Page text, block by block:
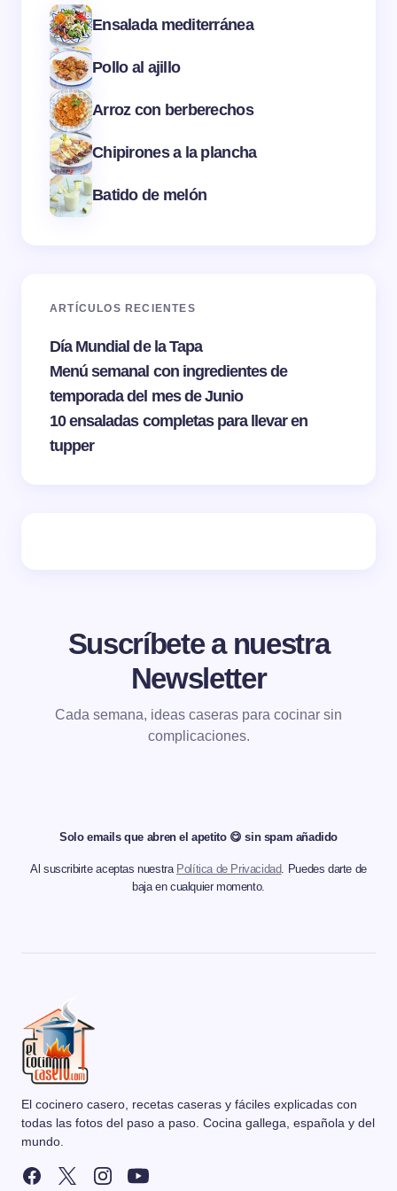
Ensalada mediterránea
Pollo al ajillo
Arroz con berberechos
Chipirones a la plancha
Batido de melón
ARTÍCULOS RECIENTES
Día Mundial de la Tapa
Menú semanal con ingredientes de
temporada del mes de Junio
10 ensaladas completas para llevar en
tupper
Suscríbete a nuestra
Newsletter
Cada semana, ideas caseras para cocinar sin
complicaciones.
Solo emails que abren el apetito 😋 sin spam añadido
Al suscribirte aceptas nuestra Política de Privacidad. Puedes darte de
baja en cualquier momento.
El cocinero casero, recetas caseras y fáciles explicadas con
todas las fotos del paso a paso. Cocina gallega, española y del
mundo.